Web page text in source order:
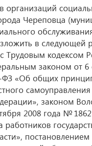
организаций
Череповца
в следующей
Трудовым кодексом
законом от 6
ФЗ «Об общих
самоуправления
законом
2008 года №
работников
постановлением